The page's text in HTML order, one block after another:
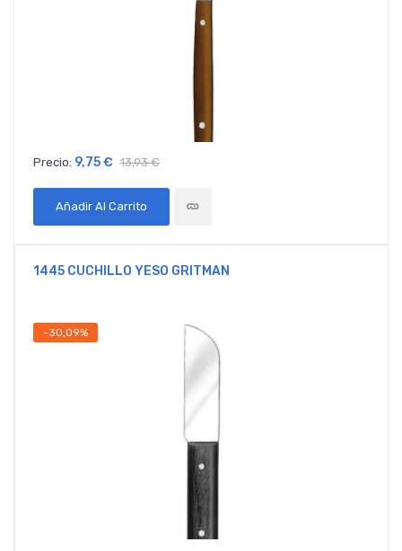
Precio: 9,75 € 13,93 €
Añadir Al Carrito
1445 CUCHILLO YESO GRITMAN
-30,09%